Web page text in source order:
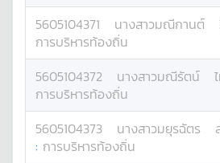
5605104371 นางสาวมณีกานต์
การบริหารท้องถิ่น
5605104372 นางสาวมณีรัตน์
การบริหารท้องถิ่น
5605104373 นางสาวมยุรฉัตร
: การบริหารท้องถิ่น